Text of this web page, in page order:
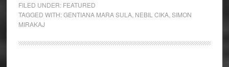
FILED UNDER: FEATURED
TAGGED WITH:GENTIANA MARA SULA, NEBIL CIKA, SIMON
MIRAKAJ